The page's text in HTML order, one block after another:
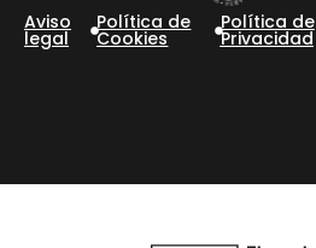
Aviso
legal
Política de
Cookies
Política de
Privacidad